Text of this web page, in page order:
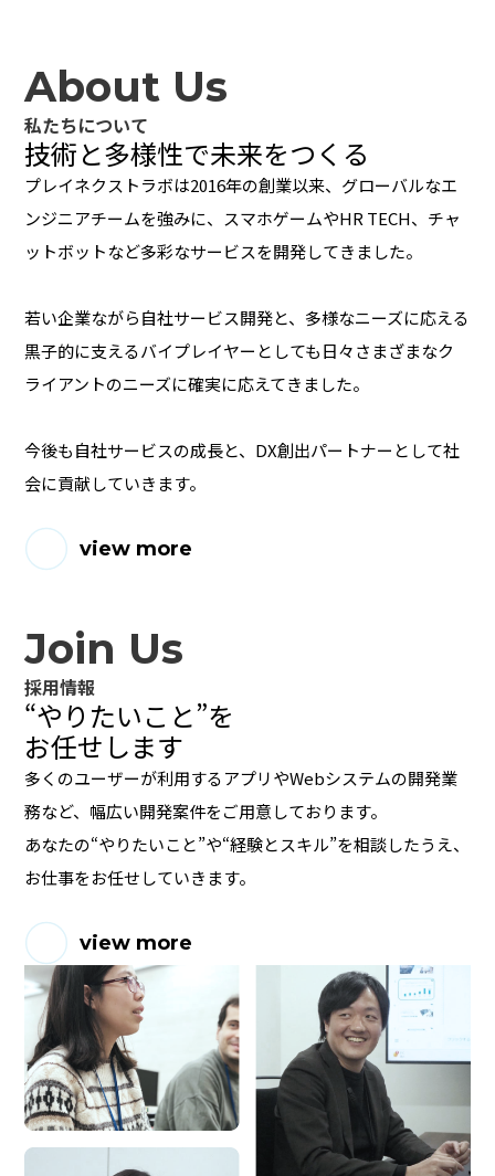
About Us
私たちについて
技術と多様性で未来をつくる
プレイネクストラボは2016年の創業以来、 グローバルなエ
ンジニアチームを強みに、スマホゲームやHR TECH、 チャ
ットボットなど多彩なサービスを開発してきました。
若い企業ながら自社サービス開発と、多様なニーズに応える
黒子的に支えるバイプレイヤーとしても日々さまざまなク
ライアントのニーズに確実に応えてきました。
今後も自社サービスの成長と、 DX創出パートナーとして社
会に貢献していきます。
view more
Join Us
採用情報
“やりたいこと”を
お任せします
多くのユーザーが利用するアプリやWebシステムの開発業
務など、 幅広い開発案件をご用意しております。
あなたの“やりたいこと”や“経験とスキル”を相談したうえ、
お仕事をお任せしていきます。
view more